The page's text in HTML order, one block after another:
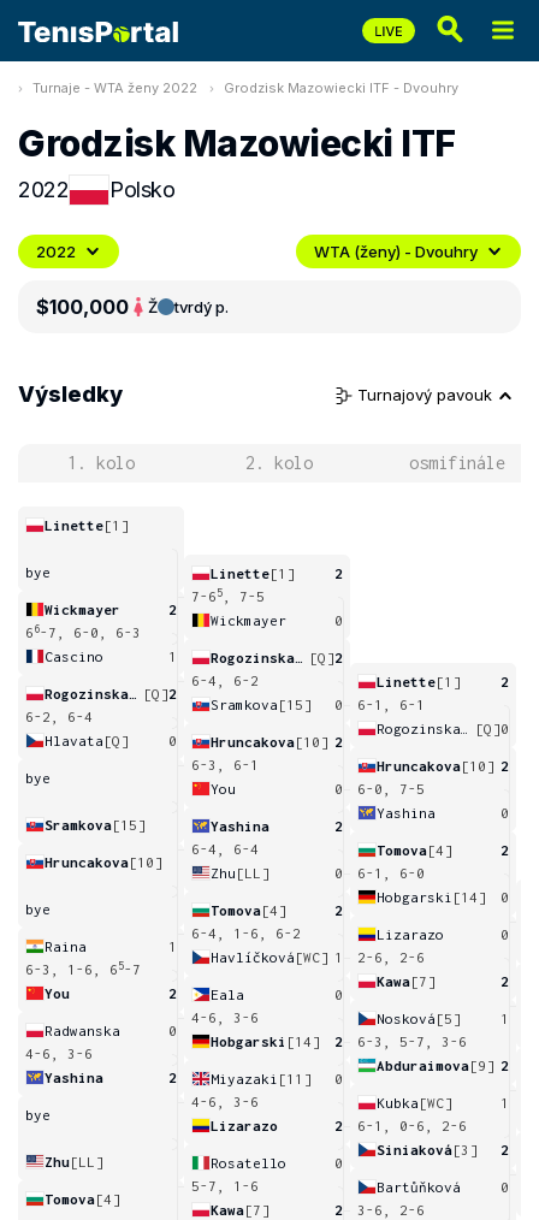
Turnaje - WTA ženy 2022 Grodzisk Mazowiecki ITF - Dvouhry
Grodzisk Mazowiecki ITF
2022 Polsko
2022 WTA (ženy) - Dvouhry
$100,000 Ž tvrdý p.
Výsledky Turnajový pavouk
1. kolo 2. kolo osmifinále
Linette[1]
bye
Wickmayer
2
6 6-7, 6-0, 6-3
Cascino
1
[Q]2
6-2, 6-4
Hlavata [Q] 0
bye
Sramkova[15]
Hruncakova[10]
bye
Raina
1
6-3, 1-6, 6 5-7
You
2
Radwanska
0
4-6, 3-6
Yashina
2
bye
Zhu[LL]
Tomova[4]
Linette[1]
2
7-6 5
, 7-5
Wickmayer
0
[Q]2
6-4, 6-2
Sramkova [15] 0
Hruncakova[10] 2
6-3, 6-1
You
0
Yashina
2
6-4, 6-4
Zhu [LL] 0
Tomova[4]
2
6-4, 1-6, 6-2
Havlíčková [WC] 1
Eala
0
4-6, 3-6
Hobgarski [14] 2
Miyazaki [11]
0
4-6, 3-6
Lizarazo
2
Rosatello
0
5-7, 1-6
Kawa[7] 2
Linette[1]
2
6-1, 6-1
[Q]0
Hruncakova[10] 2
6-0, 7-5
Yashina
0
Tomova[4]
2
6-1, 6-0
Hobgarski [14] 0
Lizarazo
0
2-6, 2-6
Kawa[7] 2
Nosková [5]
1
6-3, 5-7, 3-6
Abduraimova[9] 2
Kubka [WC]
1
6-1, 0-6, 2-6
Siniaková[3] 2
Bartůňková
0
3-6, 2-6